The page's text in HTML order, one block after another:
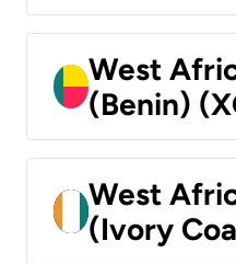
West
(Benin)
West
(Ivory